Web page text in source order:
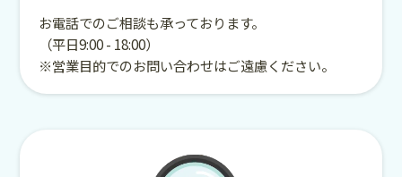
お電話でのご相談も承っております。
（平日9:00 - 18:00）
※営業目的でのお問い合わせはご遠慮ください。